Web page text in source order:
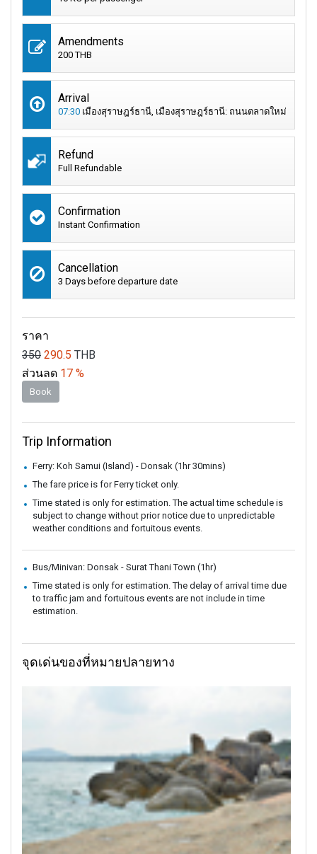
Amendments
200 THB
Arrival
07:30 เมืองสุราษฎร์ธานี, เมืองสุราษฎร์ธานี: ถนนตลาดใหม่
Refund
Full Refundable
Confirmation
Instant Confirmation
Cancellation
3 Days before departure date
ราคา
350 290.5 THB
ส่วนลด 17 %
Book
Trip Information
Ferry: Koh Samui (Island) - Donsak (1hr 30mins)
The fare price is for Ferry ticket only.
Time stated is only for estimation. The actual time schedule is
subject to change without prior notice due to unpredictable
weather conditions and fortuitous events.
Bus/Minivan: Donsak - Surat Thani Town (1hr)
Time stated is only for estimation. The delay of arrival time due
to traffic jam and fortuitous events are not include in time
estimation.
จุดเด่นของที่หมายปลายทาง